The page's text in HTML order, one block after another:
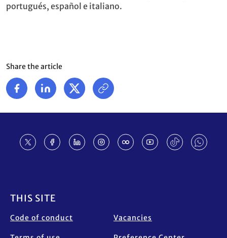
portugués, español e italiano.
Share the article
THIS SITE
Code of conduct Vacancies